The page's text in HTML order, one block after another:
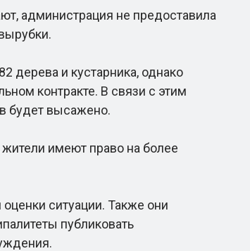
администрация не предоставила
дерева и кустарника, однако
контракте. В связи с этим
будет высажено.
имеют право на более
ситуации. Также они
публиковать